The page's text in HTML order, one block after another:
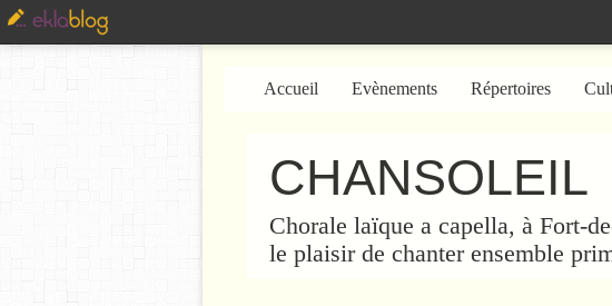
CHANSOLEIL
Chorale laïque a capella, à Fort-
le plaisir de chanter ensemble
Accueil Evènements Répertoires